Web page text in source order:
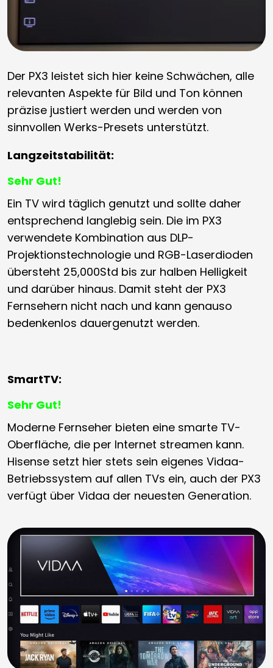
Der PX3 leistet sich hier keine Schwächen, alle
relevanten Aspekte für Bild und Ton können
präzise justiert werden und werden von
sinnvollen Werks-Presets unterstützt.
Langzeitstabilität:
Sehr Gut!
Ein TV wird täglich genutzt und sollte daher
entsprechend langlebig sein. Die im PX3
verwendete Kombination aus DLP-
Projektionstechnologie und RGB-Laserdioden
übersteht 25,000Std bis zur halben Helligkeit
und darüber hinaus. Damit steht der PX3
Fernsehern nicht nach und kann genauso
bedenkenlos dauergenutzt werden.
SmartTV:
Sehr Gut!
Moderne Fernseher bieten eine smarte TV-
Oberfläche, die per Internet streamen kann.
Hisense setzt hier stets sein eigenes Vidaa-
Betriebssystem auf allen TVs ein, auch der PX3
verfügt über Vidaa der neuesten Generation.